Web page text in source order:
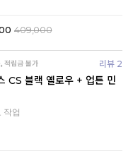
409,000
리뷰 2
CS 블랙 옐로우 + 업튼 민
작업